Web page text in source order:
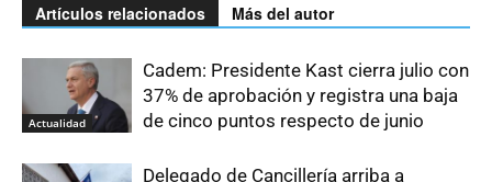
Artículos relacionados Más del autor
Actualidad
Cadem: Presidente Kast cierra julio con
37% de aprobación y registra una baja
de cinco puntos respecto de junio
Delegado de Cancillería arriba a